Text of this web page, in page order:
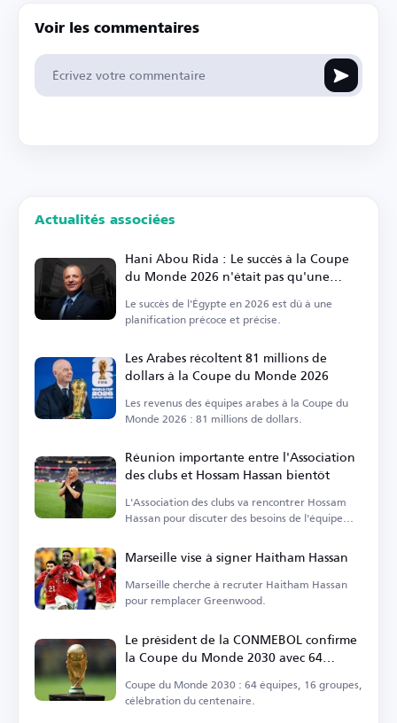
Voir les commentaires
Actualités associées
Hani Abou Rida : Le succès à la Coupe
du Monde 2026 n'était pas qu'une
question de chance
Le succès de l'Égypte en 2026 est dû à une
planification précoce et précise.
Les Arabes récoltent 81 millions de
dollars à la Coupe du Monde 2026
Les revenus des équipes arabes à la Coupe du
Monde 2026 : 81 millions de dollars.
Réunion importante entre l'Association
des clubs et Hossam Hassan bientôt
L'Association des clubs va rencontrer Hossam
Hassan pour discuter des besoins de l'équipe
Marseille vise à signer Haitham Hassan
Marseille cherche à recruter Haitham Hassan
pour remplacer Greenwood.
Le président de la CONMEBOL confirme
la Coupe du Monde 2030 avec 64
équipes
Coupe du Monde 2030 : 64 équipes, 16 groupes,
célébration du centenaire.